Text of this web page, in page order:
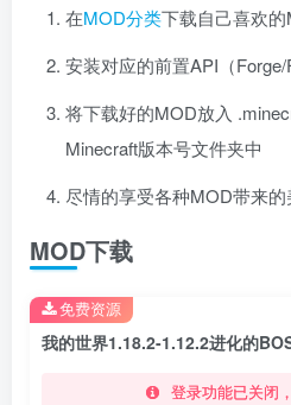
在MOD分类下载自己喜欢
安装对应的前置API（Forge/
将下载好的MOD放入
Minecraft版本号文件夹中
尽情的享受各种MOD带来
MOD下载
登录功能已关闭
免费资源